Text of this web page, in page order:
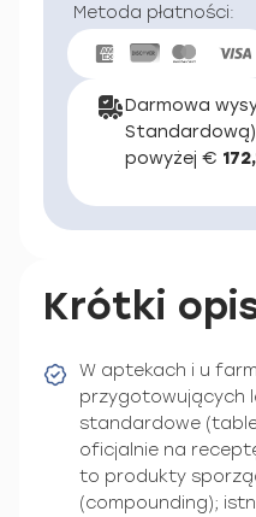
Metoda płatności:
Darmowa
powyżej €
Krótki
W aptekach i u
przygotowujących
standardowe
oficjalnie na
to produkty
(compounding);